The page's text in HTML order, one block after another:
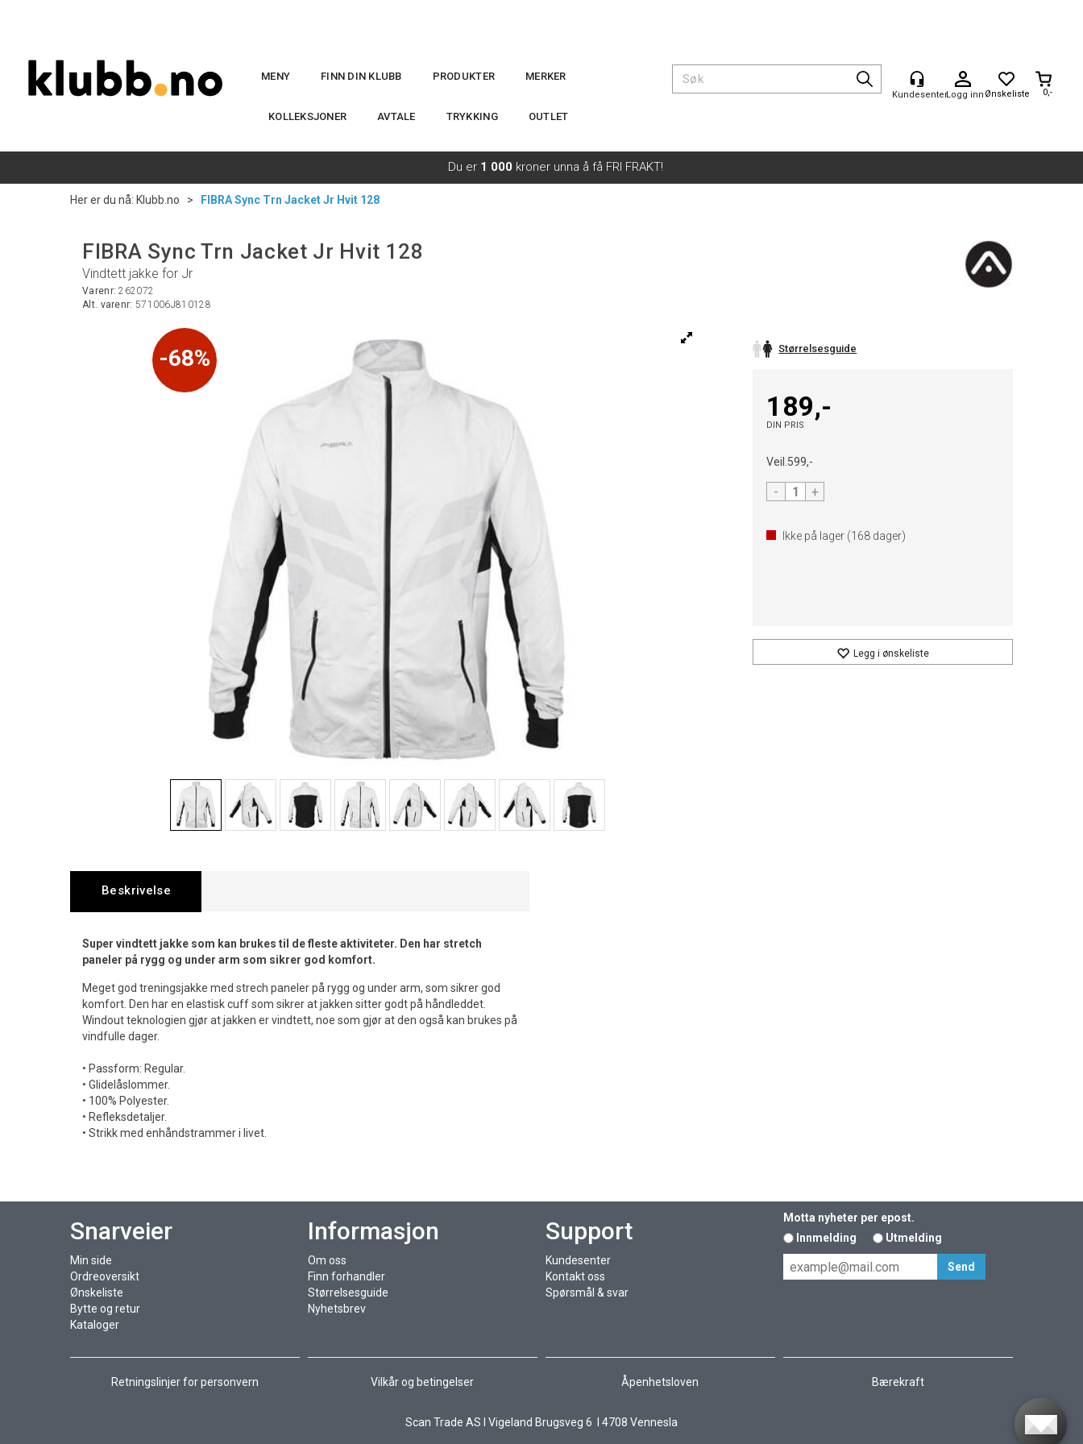
Logg inn 0,-
MENY FINN DIN KLUBB PRODUKTER MERKER
KOLLEKSJONER AVTALE TRYKKING OUTLET
Du er 1 000 kroner unna å få FRI FRAKT!
Her er du nå: Klubb.no > FIBRA Sync Trn Jacket Jr Hvit 128
FIBRA Sync Trn Jacket Jr Hvit 128
Vindtett jakke for Jr
Varenr:262072
Alt. varenr: 571006J810128
68% Størrelsesguide
189,-
DIN PRIS
Veil. 599,-
- +
Ikke på lager (168 dager)
Legg i ønskeliste
Beskrivelse
Super vindtett jakke som kan brukes til de fleste aktiviteter. Den har stretch
paneler på rygg og under arm som sikrer god komfort.
Meget god treningsjakke med strech paneler på rygg og under arm, som sikrer god
komfort. Den har en elastisk cuff som sikrer at jakken sitter godt på håndleddet.
Windout teknologien gjør at jakken er vindtett, noe som gjør at den også kan brukes på
vindfulle dager.
• Passform: Regular.
• Glidelåslommer.
• 100% Polyester.
• Refleksdetaljer.
• Strikk med enhåndstrammer i livet.
Snarveier
Min side
Ordreoversikt
Ønskeliste
Bytte og retur
Kataloger
Informasjon
Om oss
Finn forhandler
Størrelsesguide
Nyhetsbrev
Support
Kundesenter
Kontakt oss
Spørsmål & svar
Motta nyheter per epost.
Innmelding
Utmelding
Retningslinjer for personvern Vilkår og betingelser Åpenhetsloven Bærekraft
Scan Trade AS I Vigeland Brugsveg 6 I 4708 Vennesla